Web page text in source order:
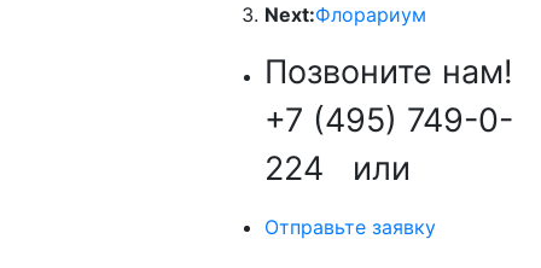
Next:Флорариум
Позвоните нам!
+7 (495) 749-0-
224 или
Отправьте заявку